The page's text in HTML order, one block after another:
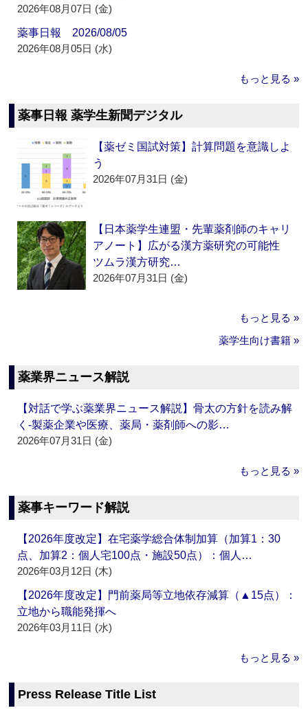
2026年08月07日 (金)
薬事日報 2026/08/05
2026年08月05日 (水)
もっと見る »
薬事日報 薬学生新聞デジタル
【薬ゼミ国試対策】計算問題を意識しよ
う
2026年07月31日 (金)
【日本薬学生連盟・先輩薬剤師のキャリ
アノート】広がる漢方薬研究の可能性
ツムラ漢方研究…
2026年07月31日 (金)
もっと見る »
薬学生向け書籍 »
薬業界ニュース解説
【対話で学ぶ薬業界ニュース解説】骨太の方針を読み解
く‐製薬企業や医療、薬局・薬剤師への影…
2026年07月31日 (金)
もっと見る »
薬事キーワード解説
【2026年度改定】在宅薬学総合体制加算（加算1：30
点、加算2：個人宅100点・施設50点）：個人…
2026年03月12日 (木)
【2026年度改定】門前薬局等立地依存減算（▲15点）：
立地から職能発揮へ
2026年03月11日 (水)
もっと見る »
Press Release Title List